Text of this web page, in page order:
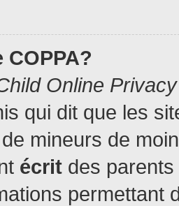
Online
qui dit que les
mineurs de
écrit des parents
permettant